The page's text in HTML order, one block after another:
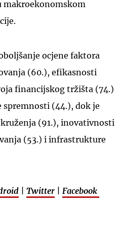
makroekonomskom
ocjene faktora
(60.), efikasnosti
financijskog tržišta (74.)
(44.), dok je
(91.), inovativnosti
(53.) i infrastrukture
Twitter Facebook